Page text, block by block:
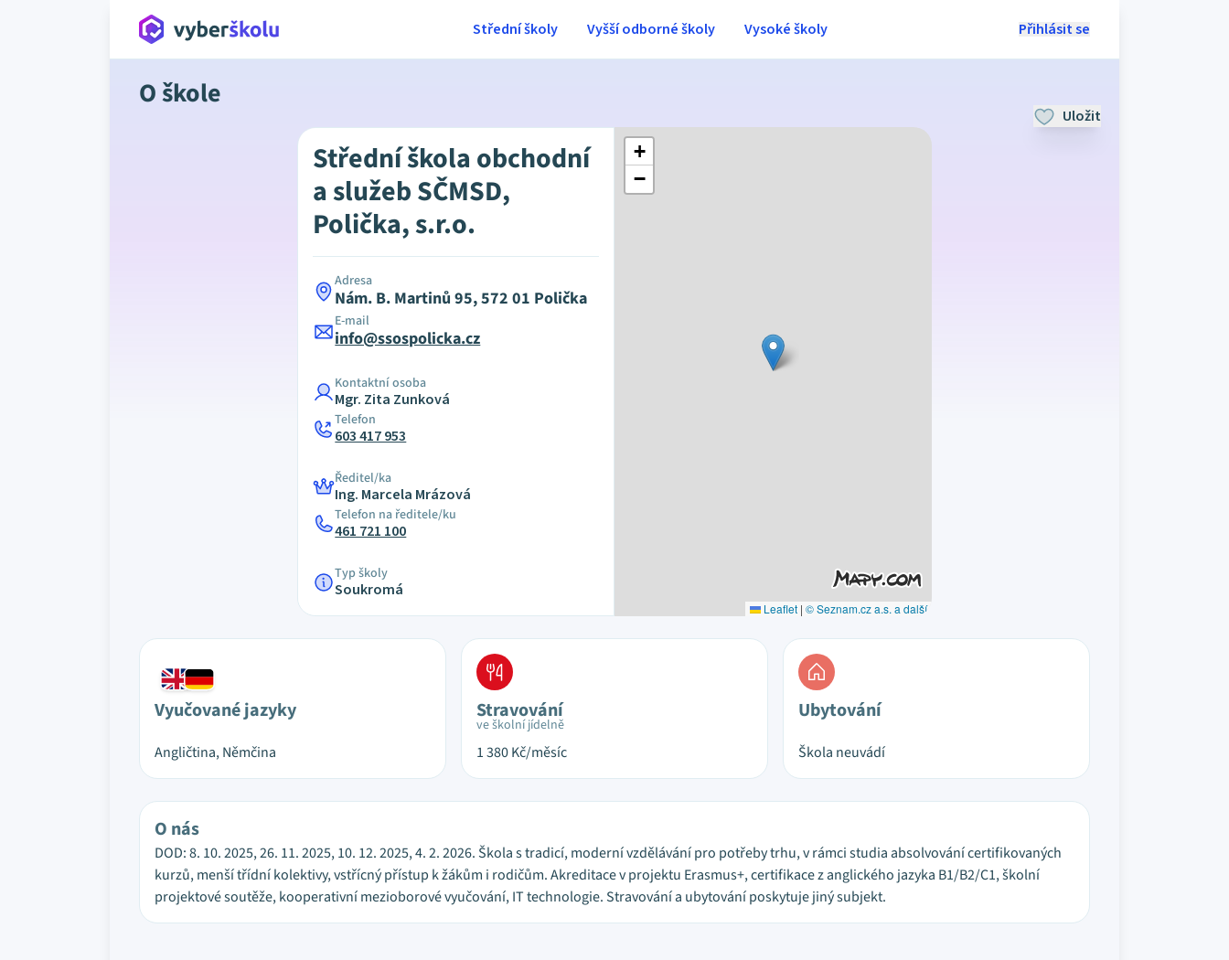
Přihlásit se
Střední školy Vyšší odborné školy Vysoké školy
O škole
Uložit
Střední škola obchodní
a služeb SČMSD,
Polička, s.r.o.
Adresa
Nám. B. Martinů 95, 572 01 Polička
E-mail
info@ssospolicka.cz
Kontaktní osoba
Mgr. Zita Zunková
Telefon
603 417 953
Ředitel/ka
Ing. Marcela Mrázová
Telefon na ředitele/ku
461 721 100
Typ školy
Soukromá
+
−
Leaflet | © Seznam.cz a.s. a další
Vyučované jazyky
Angličtina, Němčina
Stravování
ve školní jídelně
1 380Kč/měsíc
Ubytování
Škola neuvádí
O nás
DOD: 8. 10. 2025, 26. 11. 2025, 10. 12. 2025, 4. 2. 2026. Škola s tradicí, moderní vzdělávání pro potřeby trhu, v rámci studia absolvování certifikovaných
kurzů, menší třídní kolektivy, vstřícný přístup k žákům i rodičům. Akreditace v projektu Erasmus+, certifikace z anglického jazyka B1/B2/C1, školní
projektové soutěže, kooperativní mezioborové vyučování, IT technologie. Stravování a ubytování poskytuje jiný subjekt.